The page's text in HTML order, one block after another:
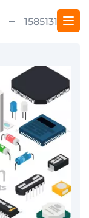
158513138